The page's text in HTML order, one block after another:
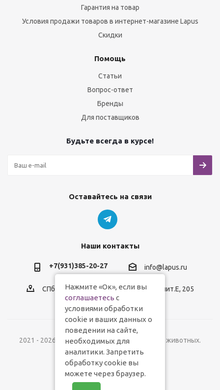
Гарантия на товар
Условия продажи товаров в интернет-магазине Lapus
Скидки
Помощь
Статьи
Вопрос-ответ
Бренды
Для поставщиков
Будьте всегда в курсе!
Оставайтесь на связи
Наши контакты
+7(931)385-20-27 info@lapus.ru
СПб, пр.Обуховской Обороны, д.116, лит.Е, 205
2021 - 2026 © Lapus.ru - магазин товаров для животных.
Нажмите «Ок», если вы
соглашаетесь с
условиями обработки
cookie и ваших данных о
поведении на сайте,
необходимых для
аналитики. Запретить
обработку cookie вы
можете через браузер.